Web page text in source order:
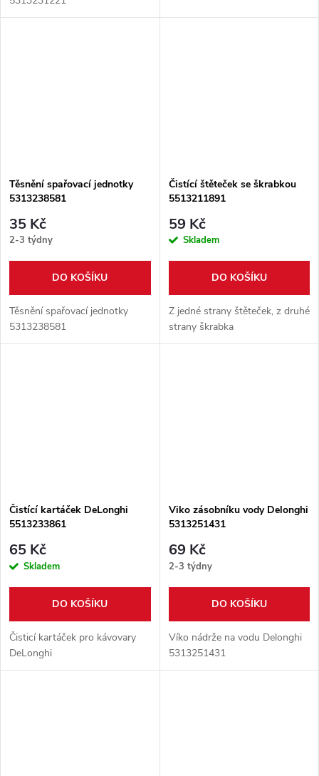
Těsnění spařovací jednotky
5313238581
35 Kč
2-3 týdny
DO KOŠÍKU
Těsnění spařovací jednotky
5313238581
Čistící štěteček se škrabkou
5513211891
59 Kč
Skladem
DO KOŠÍKU
Z jedné strany štěteček, z druhé
strany škrabka
Čistící kartáček DeLonghi
5513233861
65 Kč
Skladem
DO KOŠÍKU
Čisticí kartáček pro kávovary
DeLonghi
Viko zásobníku vody Delonghi
5313251431
69 Kč
2-3 týdny
DO KOŠÍKU
Víko nádrže na vodu Delonghi
5313251431